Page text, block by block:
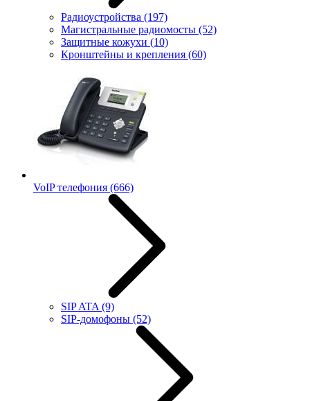
Радиоустройства (197)
Магистральные радиомосты (52)
Защитные кожухи (10)
Кронштейны и крепления (60)
VoIP телефония (666)
SIP ATA (9)
SIP-домофоны (52)